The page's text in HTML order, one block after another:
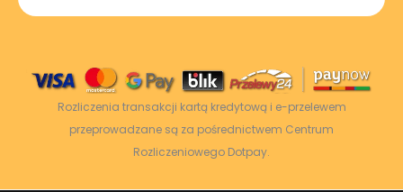
Rozliczenia transakcji kartą kredytową i e-przelewem
przeprowadzane są za pośrednictwem Centrum
Rozliczeniowego Dotpay.